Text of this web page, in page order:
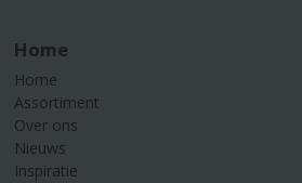
Home
Home
Assortiment
Over ons
Nieuws
Inspiratie